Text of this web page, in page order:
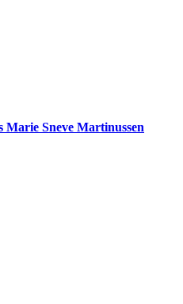
Marie Sneve Martinussen